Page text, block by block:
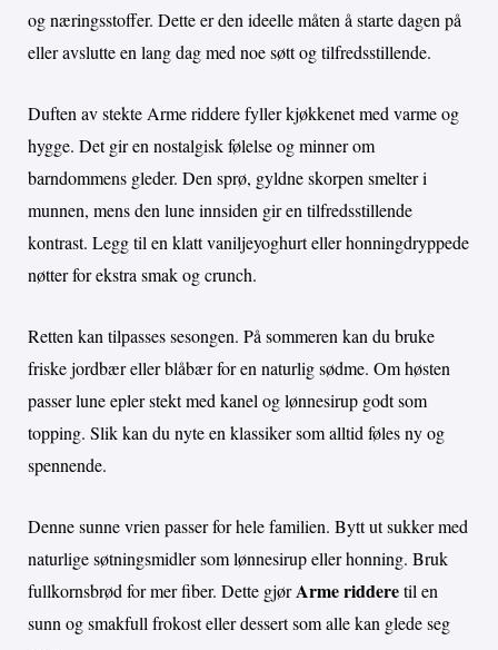
og næringsstoffer. Dette er den ideelle måten å starte dagen på
eller avslutte en lang dag med noe søtt og tilfredsstillende.
Duften av stekte Arme riddere fyller kjøkkenet med varme og
hygge. Det gir en nostalgisk følelse og minner om
barndommens gleder. Den sprø, gyldne skorpen smelter i
munnen, mens den lune innsiden gir en tilfredsstillende
kontrast. Legg til en klatt vaniljeyoghurt eller honningdryppede
nøtter for ekstra smak og crunch.
Retten kan tilpasses sesongen. På sommeren kan du bruke
friske jordbær eller blåbær for en naturlig sødme. Om høsten
passer lune epler stekt med kanel og lønnesirup godt som
topping. Slik kan du nyte en klassiker som alltid føles ny og
spennende.
Denne sunne vrien passer for hele familien. Bytt ut sukker med
naturlige søtningsmidler som lønnesirup eller honning. Bruk
fullkornsbrød for mer fiber. Dette gjørArme ridderetil en
sunn og smakfull frokost eller dessert som alle kan glede seg